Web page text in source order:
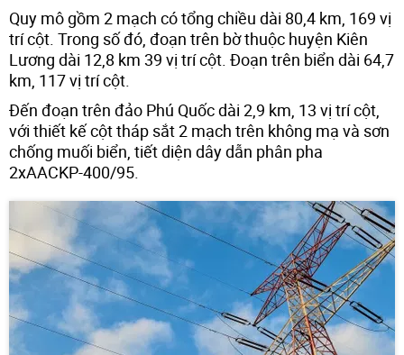
Quy mô gồm 2 mạch có tổng chiều dài 80,4 km, 169 vị
trí cột. Trong số đó, đoạn trên bờ thuộc huyện Kiên
Lương dài 12,8 km 39 vị trí cột. Đoạn trên biển dài 64,7
km, 117 vị trí cột.
Đến đoạn trên đảo Phú Quốc dài 2,9 km, 13 vị trí cột,
với thiết kế cột tháp sắt 2 mạch trên không mạ và sơn
chống muối biển, tiết diện dây dẫn phân pha
2xAACKP-400/95.